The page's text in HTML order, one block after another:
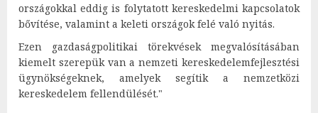
országokkal eddig is folytatott kereskedelmi kapcsolatok
bővítése, valamint a keleti országok felé való nyitás.
Ezen gazdaságpolitikai törekvések megvalósításában
kiemelt szerepük van a nemzeti kereskedelemfejlesztési
ügynökségeknek, amelyek segítik a nemzetközi
kereskedelem fellendülését."